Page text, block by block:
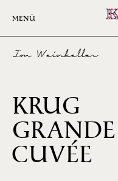
MENÜ
Im Weinkeller
KRUG
GRANDE
CUVÉE